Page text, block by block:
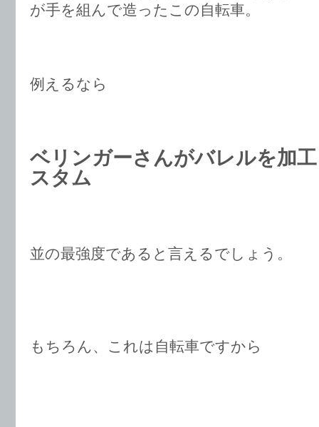
が手を組んで造ったこの自転車。
例えるなら
ベリンガーさんがバレルを加
スタム
並の最強度であると言えるでしょう。
もちろん、これは自転車ですから